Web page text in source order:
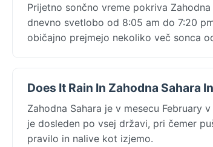
Prijetno sončno vreme pokriva
dnevno svetlobo od 8:05 am do 7:20
običajno prejmejo nekoliko več sonca
Does It Rain In Zahodna Sahara
Zahodna Sahara je v mesecu February
je dosleden po vsej državi, pri čemer
pravilo in nalive kot izjemo.